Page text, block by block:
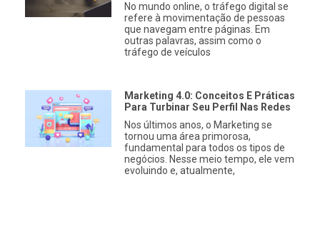
No mundo online, o tráfego digital se
refere à movimentação de pessoas
que navegam entre páginas. Em
outras palavras, assim como o
tráfego de veículos
Marketing 4.0: Conceitos E Práticas
Para Turbinar Seu Perfil Nas Redes
Nos últimos anos, o Marketing se
tornou uma área primorosa,
fundamental para todos os tipos de
negócios. Nesse meio tempo, ele vem
evoluindo e, atualmente,